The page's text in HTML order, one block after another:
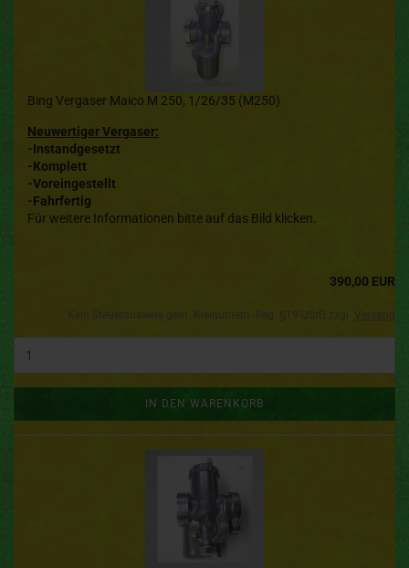
Bing Vergaser Maico M 250, 1/26/35 (M250)
Neuwertiger Vergaser:
-Instandgesetzt
-Komplett
-Voreingestellt
-Fahrfertig
Für weitere Informationen bitte auf das Bild klicken.
390,00 EUR
IN DEN WARENKORB